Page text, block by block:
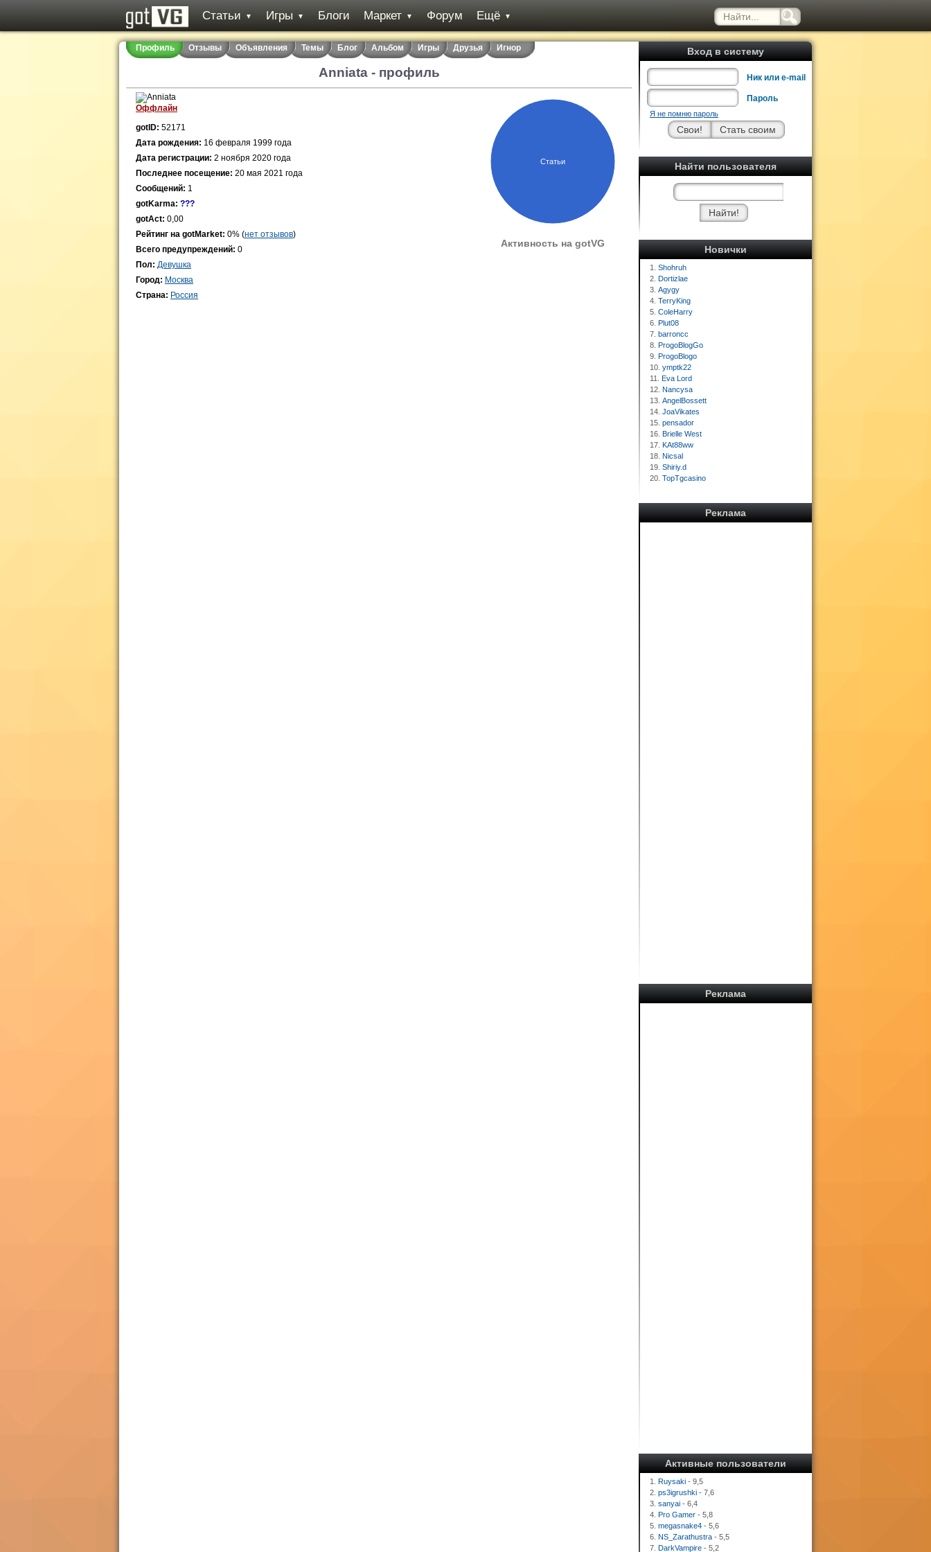
Статьи ▼ Игры ▼ Блоги Маркет ▼ Форум Ещё ▼
Вход в систему
Ник или e-mail
Пароль
Я не помню пароль
Найти пользователя
Новички
1. Shohruh
2. Dortizlae
3. Agygy
4. TerryKing
5. ColeHarry
6. Plut08
7. barroncc
8. ProgoBlogGo
9. ProgoBlogo
10. ymptk22
11. Eva Lord
12. Nancysa
13. AngelBossett
14. JoaVikates
15. pensador
16. Brielle West
17. KAt88ww
18. Nicsal
19. Shiriy.d
20. TopTgcasino
Реклама
Реклама
Активные пользователи
1. Ruysaki - 9,5
2. ps3igrushki - 7,6
3. sanyai - 6,4
4. Pro Gamer - 5,8
5. megasnake4 - 5,6
6. NS_Zarathustra - 5,5
7. DarkVampire - 5,2
Профиль Отзывы Объявления Темы Блог Альбом Игры Друзья Игнор
Anniata - профиль
Статьи
Активность на gotVG
Оффлайн
gotID: 52171
Дата рождения: 16 февраля 1999 года
Дата регистрации: 2 ноября 2020 года
Последнее посещение: 20 мая 2021 года
Сообщений: 1
gotKarma: ???
gotAct: 0,00
Рейтинг на gotMarket: 0% (нет отзывов)
Всего предупреждений: 0
Пол: Девушка
Город: Москва
Страна: Россия